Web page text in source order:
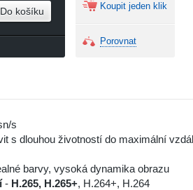
Do košíku Koupit jeden klik
Porovnat
s
s dlouhou životností do maximální
barvy, vysoká dynamika obrazu
- H.265, H.265+, H.264+, H.264